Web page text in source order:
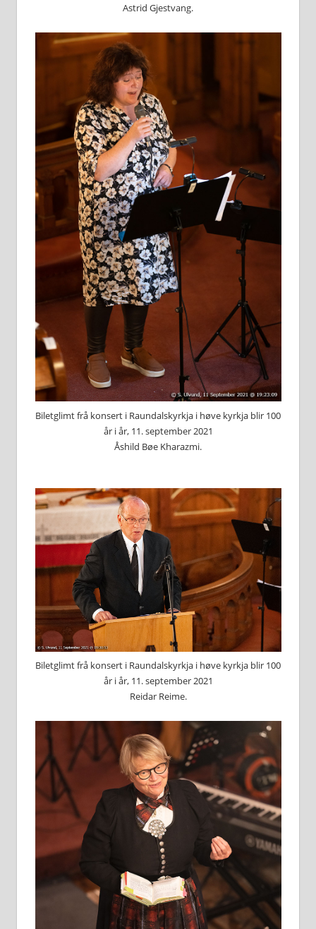
Astrid Gjestvang.
Biletglimt frå konsert i Raundalskyrkja i høve kyrkja blir 100
år i år, 11. september 2021
Åshild Bøe Kharazmi.
Biletglimt frå konsert i Raundalskyrkja i høve kyrkja blir 100
år i år, 11. september 2021
Reidar Reime.